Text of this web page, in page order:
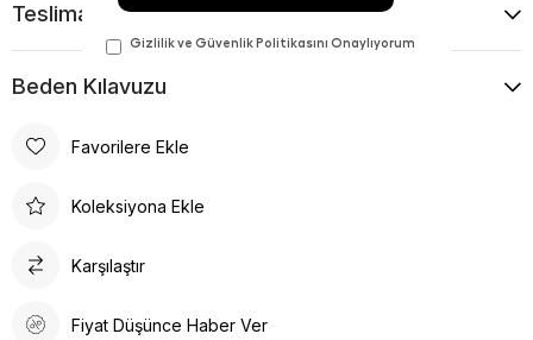
Teslimat Ve İade Koşulları
Beden Kılavuzu
Favorilere Ekle
Koleksiyona Ekle
Karşılaştır
Fiyat Düşünce Haber Ver